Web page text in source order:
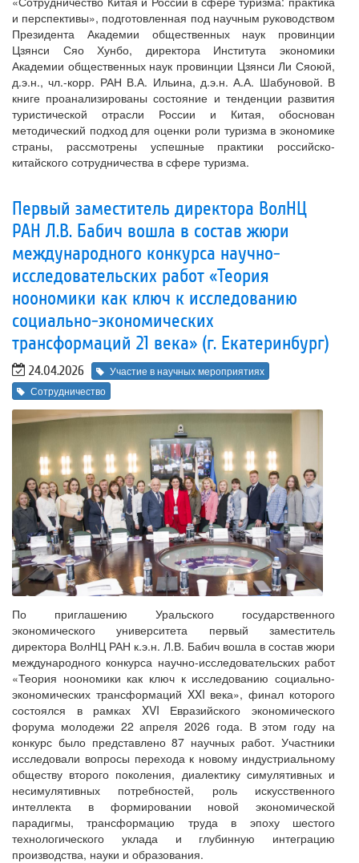
и перспективы», подготовленная под научным руководством
Президента Академии общественных наук провинции
Цзянси Сяо Хунбо, директора Института экономики
Академии общественных наук провинции Цзянси Ли Сяоюй,
д.э.н., чл.-корр. РАН В.А. Ильина, д.э.н. А.А. Шабуновой. В
книге проанализированы состояние и тенденции развития
туристической отрасли России и Китая, обоснован
методический подход для оценки роли туризма в экономике
страны, рассмотрены успешные практики российско-
китайского сотрудничества в сфере туризма.
Первый заместитель директора ВолНЦ
РАН Л.В. Бабич вошла в состав жюри
международного конкурса научно-
исследовательских работ «Теория
ноономики как ключ к исследованию
социально-экономических
трансформаций 21 века» (г. Екатеринбург)
24.04.2026
Участие в научных мероприятиях
Сотрудничество
По приглашению Уральского государственного
экономического университета первый заместитель
директора ВолНЦ РАН к.э.н. Л.В. Бабич вошла в состав жюри
международного конкурса научно-исследовательских работ
«Теория ноономики как ключ к исследованию социально-
экономических трансформаций XXI века», финал которого
состоялся в рамках XVI Евразийского экономического
форума молодежи 22 апреля 2026 года. В этом году на
конкурс было представлено 87 научных работ. Участники
исследовали вопросы перехода к новому индустриальному
обществу второго поколения, диалектику симулятивных и
несимулятивных потребностей, роль искусственного
интеллекта в формировании новой экономической
парадигмы, трансформацию труда в эпоху шестого
технологического уклада и глубинную интеграцию
производства, науки и образования.